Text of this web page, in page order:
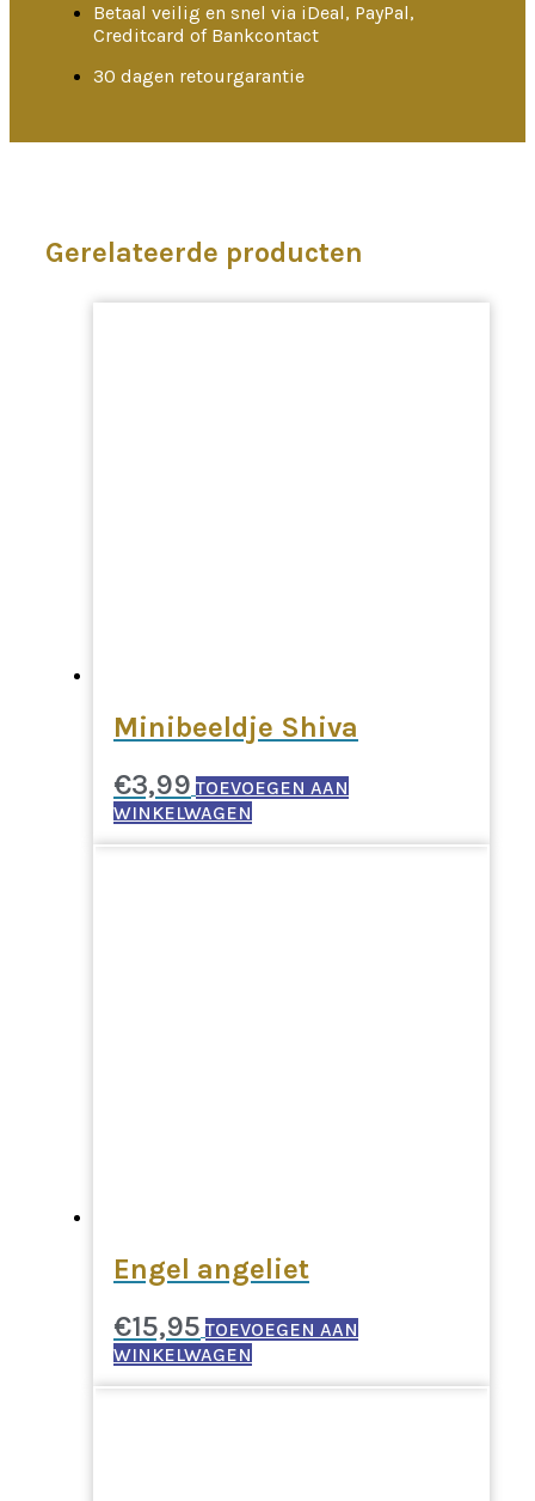
Betaal veilig en snel via iDeal, PayPal,
Creditcard of Bankcontact
30 dagen retourgarantie
Gerelateerde producten
Minibeeldje Shiva
€3,99 TOEVOEGEN AAN
WINKELWAGEN
Engel angeliet
€15,95 TOEVOEGEN AAN
WINKELWAGEN